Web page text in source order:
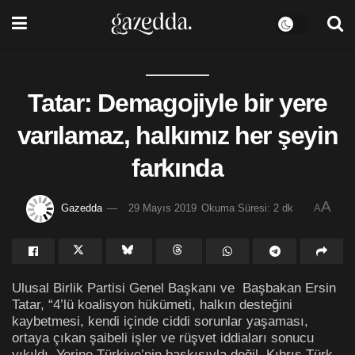
Tatar: Demagojiyle bir yere
varılamaz, halkımız her şeyin
farkında
Gazedda 29 Mayıs 2019 Okuma Süresi: 2 dk AA
Ulusal Birlik Partisi Genel Başkanı ve Başbakan Ersin
Tatar, “4’lü koalisyon hükümeti, halkın desteğini
kaybetmesi, kendi içinde ciddi sorunlar yaşaması,
ortaya çıkan şaibeli işler ve rüşvet iddiaları sonucu